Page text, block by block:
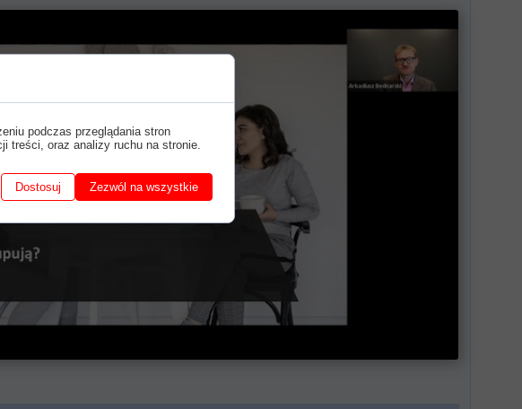
podczas przeglądania stron
treści, oraz analizy ruchu na stronie.
Dostosuj Zezwól na wszystkie